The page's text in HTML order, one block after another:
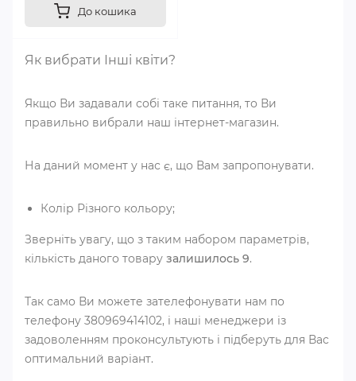
До кошика
Як вибрати Інші квіти?
Якщо Ви задавали собі таке питання, то Ви
правильно вибрали наш інтернет-магазин.
На даний момент у нас є, що Вам запропонувати.
Колір Різного кольору;
Зверніть увагу, що з таким набором параметрів,
кількість даного товару залишилось 9.
Так само Ви можете зателефонувати нам по
телефону 380969414102, і наші менеджери із
задоволенням проконсультують і підберуть для Вас
оптимальний варіант.